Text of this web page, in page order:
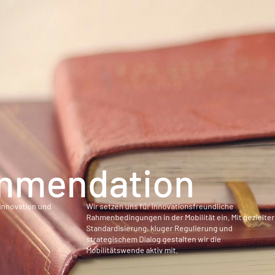
und
Wir setzen uns für innovationsfreundliche
Rahmenbedingungen in der Mobilität ein. Mit gezielter
Standardisierung, kluger Regulierung und
strategischem Dialog gestalten wir die
Mobilitätswende aktiv mit.